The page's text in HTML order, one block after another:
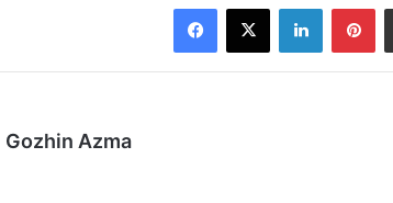
Facebook
X LinkedIn
Gozhin Azma